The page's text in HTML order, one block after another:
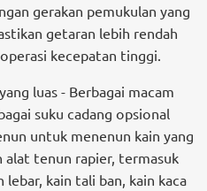
gerakan pemukulan yang
getaran lebih rendah
kecepatan tinggi.
luas - Berbagai macam
suku cadang opsional
untuk menenun kain yang
alat tenun rapier, termasuk
kain tali ban, kain kaca